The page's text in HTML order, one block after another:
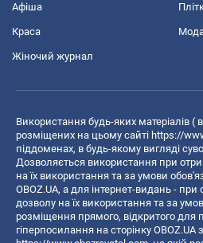
Афіша
Краса
Жіночий журнал
Використання будь-яких матеріалів (
розміщених на цьому сайті https://
піддоменах, в будь-якому вигляді
Дозволяється використання при
на їх використання та за умови
OBOZ.UA, а для інтернет-видань -
дозволу на їх використання та за
розміщення прямого, відкритого для
гіперпосилання на сторінку